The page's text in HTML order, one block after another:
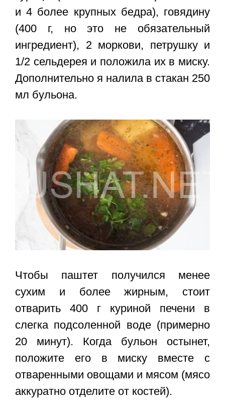
и 4 более крупных бедра), говядину
(400 г, но это не обязательный
ингредиент), 2 моркови, петрушку и
1/2 сельдерея и положила их в миску.
Дополнительно я налила в стакан 250
мл бульона.
Чтобы паштет получился менее
сухим и более жирным, стоит
отварить 400 г куриной печени в
слегка подсоленной воде (примерно
20 минут). Когда бульон остынет,
положите его в миску вместе с
отваренными овощами и мясом (мясо
аккуратно отделите от костей).